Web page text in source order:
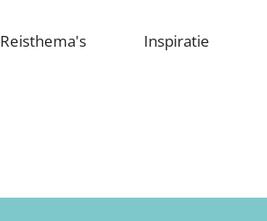
Reisthema's Inspiratie